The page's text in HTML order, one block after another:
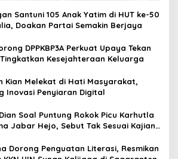
Santuni 105 Anak Yatim di HUT ke-50
Doakan Partai Semakin Berjaya
DPPKBP3A Perkuat Upaya Tekan
Kesejahteraan Keluarga
Kian Melekat di Hati Masyarakat,
Inovasi Penyiaran Digital
Soal Puntung Rokok Picu Karhutla
Jabar Hejo, Sebut Tak Sesuai Kajian
Dorong Penguatan Literasi, Resmikan